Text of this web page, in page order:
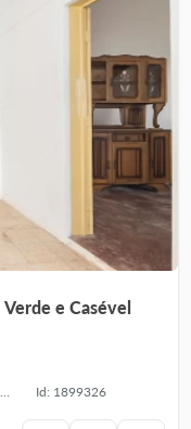
em Castro Verde e Casével
Ref. Externa: 124751267-11 Id: 1899326